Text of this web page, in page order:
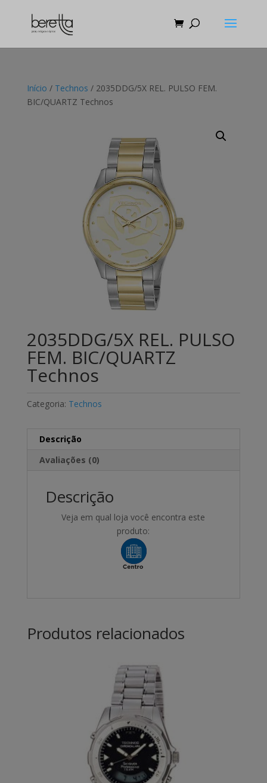
Início / Technos / 2035DDG/5X REL. PULSO FEM.
BIC/QUARTZ Technos
2035DDG/5X REL. PULSO
FEM. BIC/QUARTZ
Technos
Categoria: Technos
Descrição
Avaliações (0)
Descrição
Veja em qual loja você encontra este
produto:
Produtos relacionados